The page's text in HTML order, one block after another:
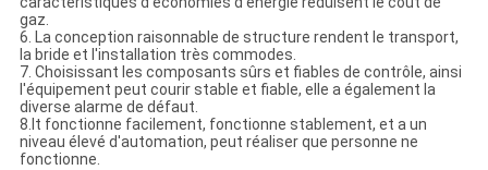
gaz.
6. La conception raisonnable de structure rendent le transport,
la bride et l'installation très commodes.
7. Choisissant les composants sûrs et fiables de contrôle, ainsi
l'équipement peut courir stable et fiable, elle a également la
diverse alarme de défaut.
8.It fonctionne facilement, fonctionne stablement, et a un
niveau élevé d'automation, peut réaliser que personne ne
fonctionne.